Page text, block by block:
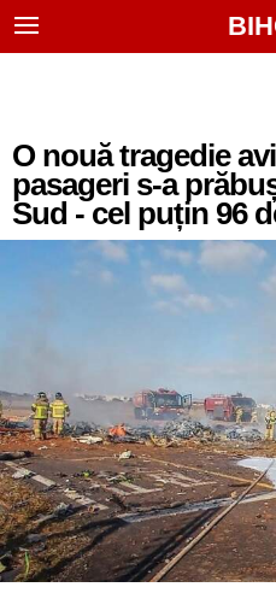
O nouă tragedie
pasageri s-a
Sud - cel puțin 96